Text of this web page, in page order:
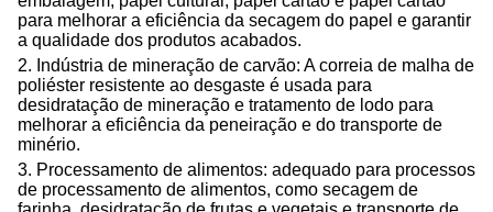
para melhorar a eficiência da secagem do papel e garantir
a qualidade dos produtos acabados.
2. Indústria de mineração de carvão: A correia de malha de
poliéster resistente ao desgaste é usada para
desidratação de mineração e tratamento de lodo para
melhorar a eficiência da peneiração e do transporte de
minério.
3. Processamento de alimentos: adequado para processos
de processamento de alimentos, como secagem de